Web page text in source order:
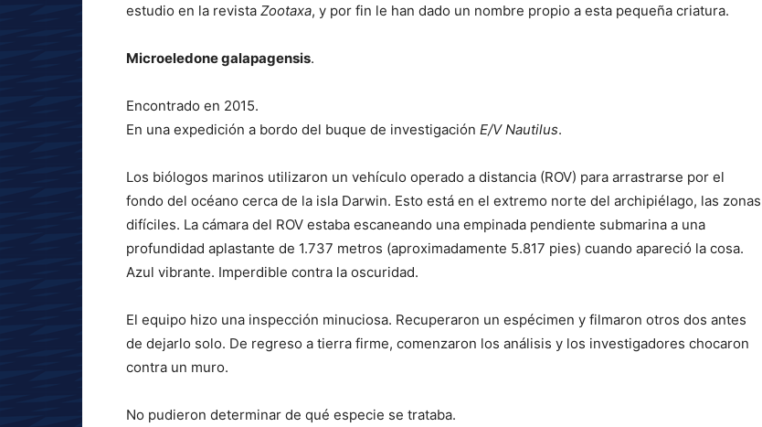
estudio en la revista Zootaxa, y por fin le han dado un nombre propio a esta pequeña criatura.
Microeledone galapagensis.
Encontrado en 2015.
En una expedición a bordo del buque de investigación E/V Nautilus.
Los biólogos marinos utilizaron un vehículo operado a distancia (ROV) para arrastrarse por el
fondo del océano cerca de la isla Darwin. Esto está en el extremo norte del archipiélago, las zonas
difíciles. La cámara del ROV estaba escaneando una empinada pendiente submarina a una
profundidad aplastante de 1.737 metros (aproximadamente 5.817 pies) cuando apareció la cosa.
Azul vibrante. Imperdible contra la oscuridad.
El equipo hizo una inspección minuciosa. Recuperaron un espécimen y filmaron otros dos antes
de dejarlo solo. De regreso a tierra firme, comenzaron los análisis y los investigadores chocaron
contra un muro.
No pudieron determinar de qué especie se trataba.